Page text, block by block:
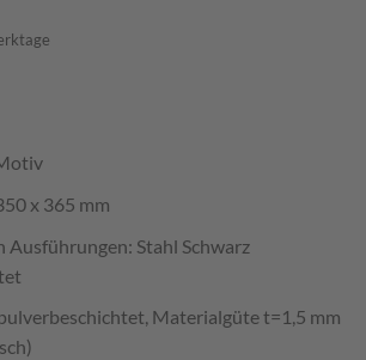
x 365 mm
Ausführungen: Stahl Schwarz
Materialgüte t=1,5 mm